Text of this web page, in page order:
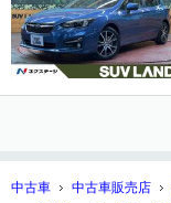
中古車 中古車販売店